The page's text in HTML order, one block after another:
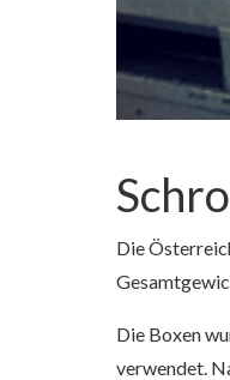
Die
Die Boxen
verwendet.